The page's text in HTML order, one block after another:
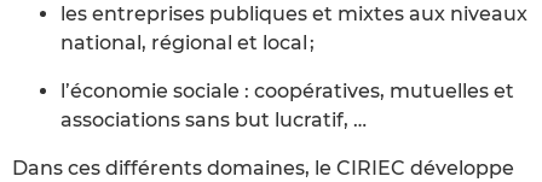
les entreprises publiques et mixtes aux niveaux
national, régional et local ;
l’économie sociale : coopératives, mutuelles et
associations sans but lucratif, …
Dans ces différents domaines, le CIRIEC développe